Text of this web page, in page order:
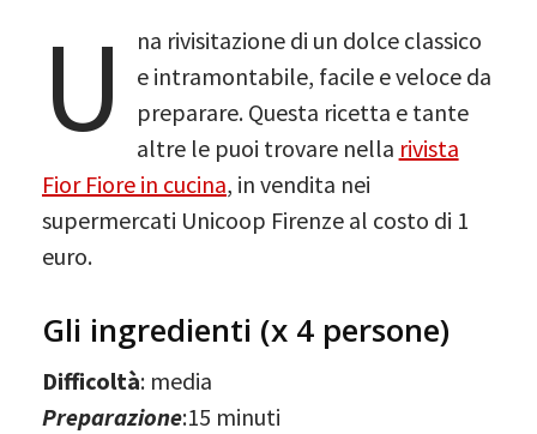
U
na rivisitazione di un dolce classico
e intramontabile, facile e veloce da
preparare. Questa ricetta e tante
altre le puoi trovare nella rivista
Fior Fiore in cucina, in vendita nei
supermercati Unicoop Firenze al costo di 1
euro.
Gli ingredienti (x 4 persone)
Difficoltà: media
Preparazione:15 minuti